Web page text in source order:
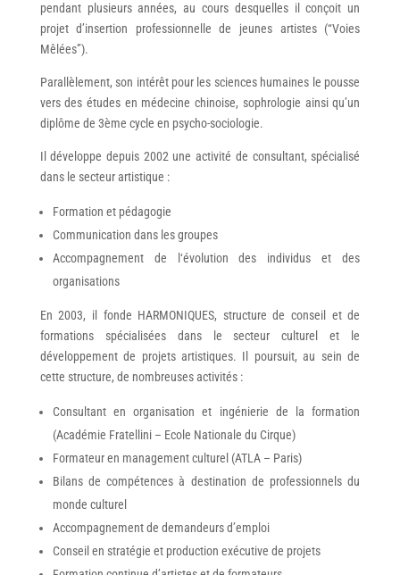
pendant plusieurs années, au cours desquelles il conçoit un
projet d’insertion professionnelle de jeunes artistes (“Voies
Mêlées”).
Parallèlement, son intérêt pour les sciences humaines le pousse
vers des études en médecine chinoise, sophrologie ainsi qu’un
diplôme de 3ème cycle en psycho-sociologie.
Il développe depuis 2002 une activité de consultant, spécialisé
dans le secteur artistique :
Formation et pédagogie
Communication dans les groupes
Accompagnement de l‘évolution des individus et des
organisations
En 2003, il fonde HARMONIQUES, structure de conseil et de
formations spécialisées dans le secteur culturel et le
développement de projets artistiques. Il poursuit, au sein de
cette structure, de nombreuses activités :
Consultant en organisation et ingénierie de la formation
(Académie Fratellini – Ecole Nationale du Cirque)
Formateur en management culturel (ATLA – Paris)
Bilans de compétences à destination de professionnels du
monde culturel
Accompagnement de demandeurs d’emploi
Conseil en stratégie et production exécutive de projets